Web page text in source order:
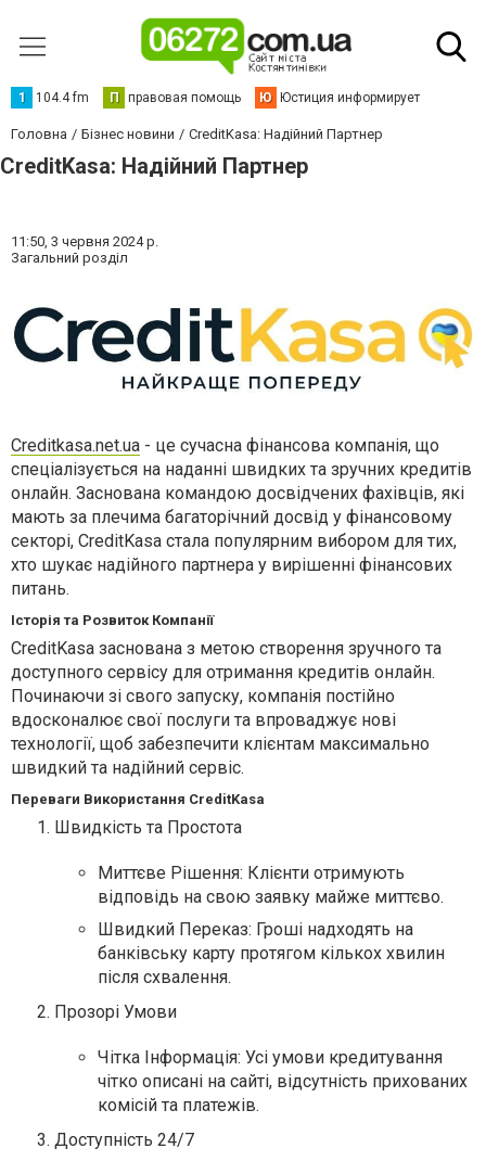
1 104.4 fm П правовая помощь Ю Юстиция информирует
Головна Бізнес новини CreditKasa: Надійний Партнер
CreditKasa: Надійний Партнер
11:50, 3 червня 2024 р.
Загальний розділ
Creditkasa.net.ua - це сучасна фінансова компанія, що
спеціалізується на наданні швидких та зручних кредитів
онлайн. Заснована командою досвідчених фахівців, які
мають за плечима багаторічний досвід у фінансовому
секторі, CreditKasa стала популярним вибором для тих,
хто шукає надійного партнера у вирішенні фінансових
питань.
Історія та Розвиток Компанії
CreditKasa заснована з метою створення зручного та
доступного сервісу для отримання кредитів онлайн.
Починаючи зі свого запуску, компанія постійно
вдосконалює свої послуги та впроваджує нові
технології, щоб забезпечити клієнтам максимально
швидкий та надійний сервіс.
Переваги Використання CreditKasa
Швидкість та Простота
Миттєве Рішення: Клієнти отримують
відповідь на свою заявку майже миттєво.
Швидкий Переказ: Гроші надходять на
банківську карту протягом кількох хвилин
після схвалення.
Прозорі Умови
Чітка Інформація: Усі умови кредитування
чітко описані на сайті, відсутність прихованих
комісій та платежів.
Доступність 24/7